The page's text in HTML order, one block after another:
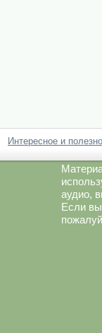
Интересное и
аудио,
Если вы